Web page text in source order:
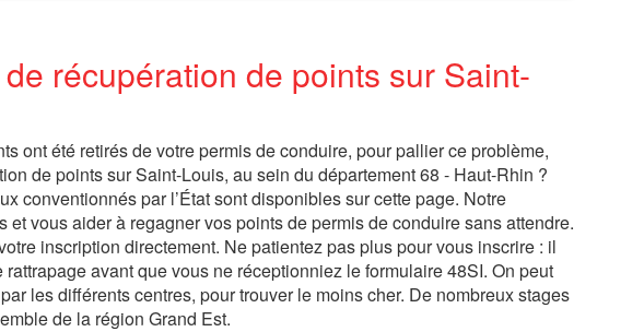
récupération de points sur Saint-
ont été retirés de votre permis de conduire, pour pallier ce problème,
de points sur Saint-Louis, au sein du département 68 - Haut-Rhin ?
conventionnés par l’État sont disponibles sur cette page. Notre
vous aider à regagner vos points de permis de conduire sans attendre.
inscription directement. Ne patientez pas plus pour vous inscrire : il
avant que vous ne réceptionniez le formulaire 48SI. On peut
les différents centres, pour trouver le moins cher. De nombreux stages
de la région Grand Est.